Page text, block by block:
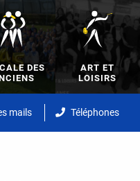
DES
ART ET
LOISIRS
mails Téléphones